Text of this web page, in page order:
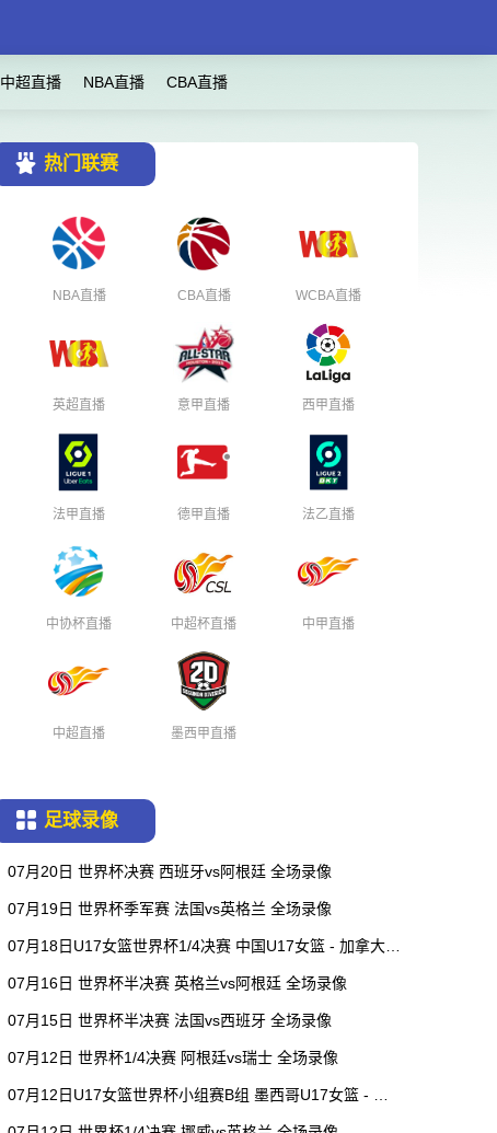
中超直播 NBA直播 CBA直播
热门联赛
NBA直播 CBA直播 WCBA直播
英超直播 意甲直播 西甲直播
法甲直播 德甲直播 法乙直播
中协杯直播 中超杯直播 中甲直播
中超直播 墨西甲直播
足球录像
07月20日 世界杯决赛 西班牙vs阿根廷 全场录像
07月19日 世界杯季军赛 法国vs英格兰 全场录像
07月18日U17女篮世界杯1/4决赛 中国U17女篮 - 加拿大U
07月16日 世界杯半决赛 英格兰vs阿根廷 全场录像
07月15日 世界杯半决赛 法国vs西班牙 全场录像
07月12日 世界杯1/4决赛 阿根廷vs瑞士 全场录像
07月12日U17女篮世界杯小组赛B组 墨西哥U17女篮 - 中